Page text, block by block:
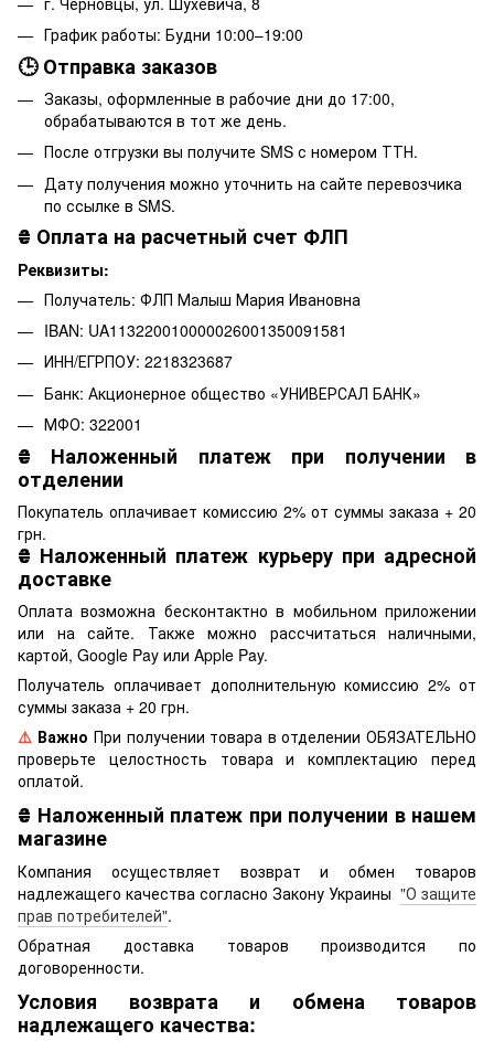
График работы: Будни 10:00–19:00
🕒 Отправка заказов
Заказы, оформленные в рабочие дни до 17:00,
обрабатываются в тот же день.
После отгрузки вы получите SMS с номером ТТН.
Дату получения можно уточнить на сайте перевозчика
по ссылке в SMS.
₴ Оплата на расчетный счет ФЛП
Реквизиты:
Получатель: ФЛП Малыш Мария Ивановна
IBAN: UA113220010000026001350091581
ИНН/ЕГРПОУ: 2218323687
Банк: Акционерное общество «УНИВЕРСАЛ БАНК»
МФО: 322001
₴ Наложенный платеж при получении в
отделении
Покупатель оплачивает комиссию 2% от суммы заказа + 20
грн.
₴ Наложенный платеж курьеру при адресной
доставке
Оплата возможна бесконтактно в мобильном приложении
или на сайте. Также можно рассчитаться наличными,
картой, Google Pay или Apple Pay.
Получатель оплачивает дополнительную комиссию 2% от
суммы заказа + 20 грн.
⚠️ Важно При получении товара в отделении ОБЯЗАТЕЛЬНО
проверьте целостность товара и комплектацию перед
оплатой.
₴ Наложенный платеж при получении в нашем
магазине
Компания осуществляет возврат и обмен товаров
надлежащего качества согласно Закону Украины "О защите
прав потребителей".
Обратная доставка товаров производится по
договоренности.
Условия возврата и обмена товаров
надлежащего качества: